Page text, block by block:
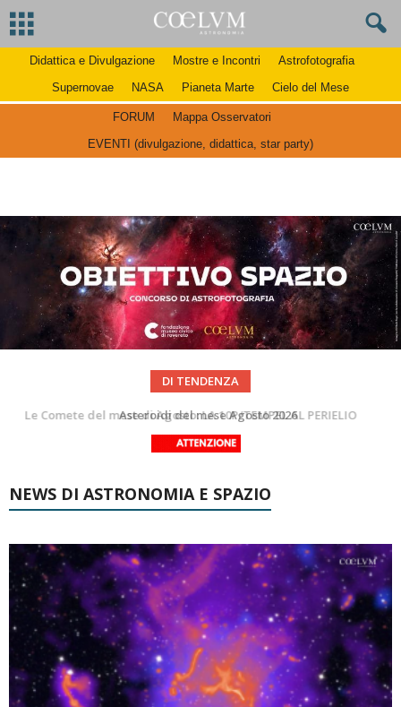
Didattica e Divulgazione Mostre e Incontri
Astrofotografia
Supernovae
NASA Pianeta Marte Cielo del Mese
FORUM
Mappa Osservatori
EVENTI (divulgazione, didattica, star party)
DI TENDENZA
Asteroidi del mese Agosto 2026
NEWS DI ASTRONOMIA E SPAZIO